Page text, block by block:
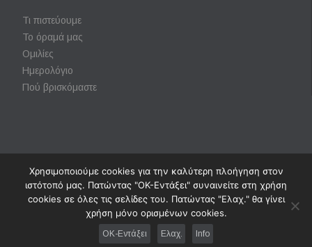
Τι πιστεύουμε
Το όραμά μας
Ομιλίες
Ημερολόγιο
Πού βρισκόμαστε
Powered byDigisol Ltd.|Χρήση Cookies
↑
Follow us:  
Χρησιμοποιούμε cookies για την καλύτερη πλοήγηση στον
ιστότοπό μας. Πατώντας "ΟΚ-Εντάξει" συναινείτε στη χρήση
cookies σε όλες τις σελίδες του. Πατώντας "Ελαχ." θα γίνει
χρήση μόνο ορισμένων cookies.
OK-Εντάξει Ελαχ. Info